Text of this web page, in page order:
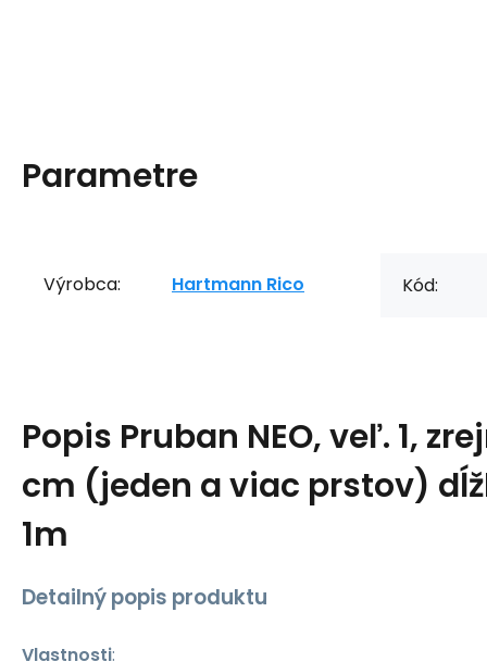
Parametre
Výrobca: Hartmann Rico Kód:
Popis Pruban NEO, veľ. 1,
cm (jeden a viac prstov)
1m
Detailný popis produktu
Vlastnosti: